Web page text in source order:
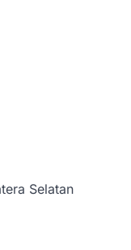
Selatan